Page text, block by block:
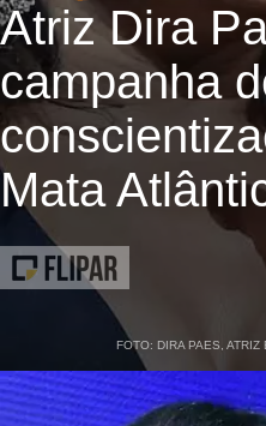
Atriz Dira
campanha
Mata
FOTO: DIRA PAES,